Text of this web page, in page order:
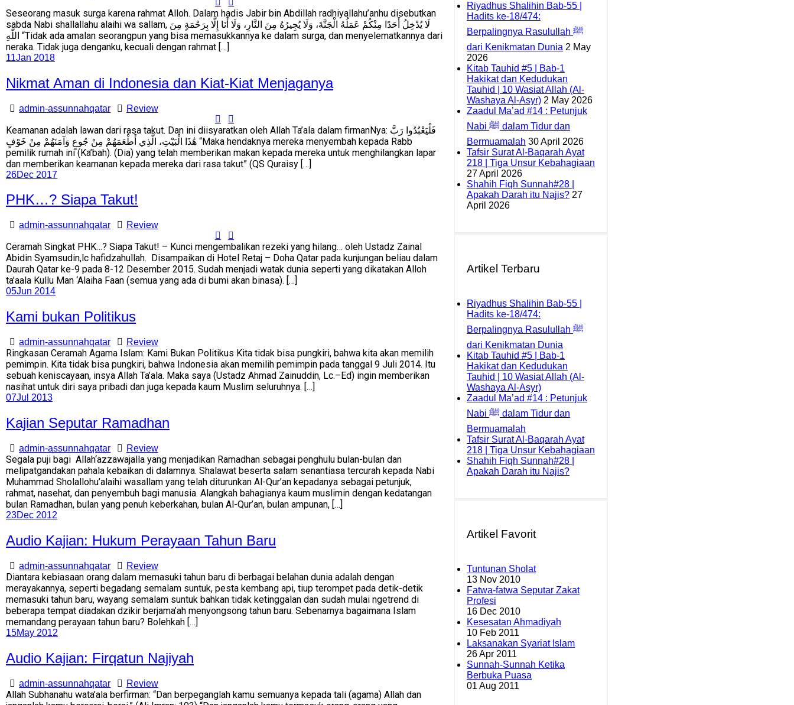
Seseorang masuk surga karena rahmat Alloh. Dalam hadis Jabir bin Abdillah radhiyallahu’anhu disebutkan
sabda Nabi shallallahu alaihi wa sallam, لَا يُدْخِلُ أَحَدًا مِنْكُمْ عَمَلُهُ الْجَنَّةَ، وَلَا يُجِيرُهُ مِنَ النَّارِ، وَلَا أَنَا إِلَّا بِرَحْمَةٍ مِنَ
اللَّهِ “Tidak ada amalan seorangpun yang bisa memasukkannya ke dalam surga, dan menyelematkannya dari
neraka. Tidak juga denganku, kecuali dengan rahmat […]
11Jan 2018
Nikmat Aman di Indonesia dan Kiat-Kiat Menjaganya
admin-assunnahqatar Review
Keamanan adalah lawan dari rasa takut. Dan ini diisyaratkan oleh Allah Ta’ala dalam firmanNya: فَلْيَعْبُدُوا رَبَّ
هَٰذَا الْبَيْتِ، الَّذِي أَطْعَمَهُمْ مِنْ جُوعٍ وَآمَنَهُمْ مِنْ خَوْفٍ “Maka hendaknya mereka menyembah kepada Rabb
pemilik rumah ini (Ka’bah). (Dia) yang telah memberikan makan kepada mereka untuk menghilangkan lapar
dan memberikan keamanan kepada mereka dari rasa takut” (QS Quraisy […]
26Dec 2017
PHK…? Siapa Takut!
admin-assunnahqatar Review
Ceramah Singkat PHK…? Siapa Takut! – Kunci mengembalikan rezeki yang hilang… oleh Ustadz Zainal
Abidin Syamsudin,lc hafidzahullah. Disampaikan di Hotel Retaj – Doha Qatar pada kunjungan beliau dalam
Daurah Qatar ke-9 pada 8-12 Desember 2015. Sudah menjadi watak dunia seperti yang dikatakan Alloh
ta’aala Kullu Man ‘Alaiha Faan (semua yang ada di bumi akan binasa). […]
05Jun 2014
Kami bukan Politikus
admin-assunnahqatar Review
Ringkasan Ceramah Agama Islam: Kami Bukan Politikus Kita tidak bisa pungkiri, bahwa kita akan memilih
pemimpin. Kita tidak bisa pungkiri, bahwa Indonesia akan memilih pemimpin pada tanggal 9 Juli 2014. Itu
sebuah keniscayaan, insya Allah Ta’ala. Maka saya (Ustadz Ahmad Zainuddin, Lc.–Ed) ingin memberikan
nasihat untuk diri saya pribadi dan juga kepada kaum Muslim seluruhnya. […]
07Jul 2013
Kajian Seputar Ramadhan
admin-assunnahqatar Review
Segala puji bagi Allah‘azzawajalla yang menjadikan Ramadhan sebagai penghulu bulan-bulan dan
melipatgandakan pahala kebaikan di dalamnya. Shalawat beserta salam senantiasa tercurah kepada Nabi
Muhammad Sholallohu’alaihi wasallam yang telah diturunkan Al-Qur’an kepadanya sebagai petunjuk,
rahmat, nasehat, dan penyembuh bagi manusia. Alangkah bahagianya kaum muslimin dengan kedatangan
bulan Ramadhan, bulan yang penuh keberkahan, bulan Al-Qur’an, bulan ampunan, […]
23Dec 2012
Audio Kajian: Hukum Perayaan Tahun Baru
admin-assunnahqatar Review
Diantara kebiasaan orang dalam memasuki tahun baru di berbagai belahan dunia adalah dengan
merayakannya, seperti begadang semalam suntuk, pesta kembang api, tiup terompet pada detik-detik
memasuki tahun baru, wayang semalam suntuk bahkan tidak ketinggalan dan sudah mulai ngetrend di
beberapa tempat diadakan dzikir berjama’ah menyongsong tahun baru. Sebenarnya bagaimana Islam
memandang perayaan tahun baru? Bolehkah […]
15May 2012
Audio Kajian: Firqatun Najiyah
admin-assunnahqatar Review
Allah Subhanahu wata’ala berfirman: “Dan berpeganglah kamu semuanya kepada tali (agama) Allah dan
Riyadhus Shalihin Bab-55 |
Hadits ke-18/474:
Berpalingnya Rasulullah ﷺ
dari Kenikmatan Dunia 2 May
2026
Kitab Tauhid #5 | Bab-1
Hakikat dan Kedudukan
Tauhid | 10 Wasiat Allah (Al-
Washaya Al-Asyr) 2 May 2026
Zaadul Ma’ad #14 : Petunjuk
Nabi ﷺ dalam Tidur dan
Bermuamalah 30 April 2026
Tafsir Surat Al-Baqarah Ayat
218 | Tiga Unsur Kebahagiaan
27 April 2026
Shahih Fiqh Sunnah#28 |
Apakah Darah itu Najis? 27
April 2026
Artikel Terbaru
Riyadhus Shalihin Bab-55 |
Hadits ke-18/474:
Berpalingnya Rasulullah ﷺ
dari Kenikmatan Dunia
Kitab Tauhid #5 | Bab-1
Hakikat dan Kedudukan
Tauhid | 10 Wasiat Allah (Al-
Washaya Al-Asyr)
Zaadul Ma’ad #14 : Petunjuk
Nabi ﷺ dalam Tidur dan
Bermuamalah
Tafsir Surat Al-Baqarah Ayat
218 | Tiga Unsur Kebahagiaan
Shahih Fiqh Sunnah#28 |
Apakah Darah itu Najis?
Artikel Favorit
Tuntunan Sholat
13 Nov 2010
Fatwa-fatwa Seputar Zakat
Profesi
16 Dec 2010
Kesesatan Ahmadiyah
10 Feb 2011
Laksanakan Syariat Islam
26 Apr 2011
Sunnah-Sunnah Ketika
Berbuka Puasa
01 Aug 2011